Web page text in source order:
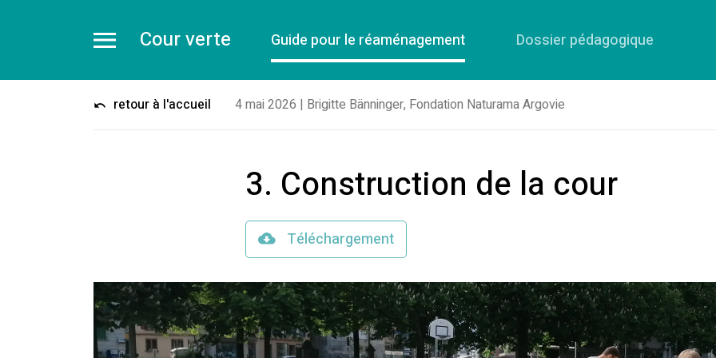
Cour verte Guide pour le réaménagement Dossier pédagogique
retour à l'accueil 4 mai 2026 | Brigitte Bänninger, Fondation Naturama Argovie
3. Construction de la cour
Téléchargement